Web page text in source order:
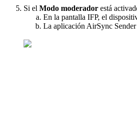
Si el Modo moderador está
En la pantalla IFP, el
La aplicación AirSync Sender